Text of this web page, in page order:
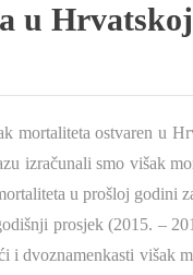
u
mortaliteta ostvaren u
izračunali smo višak
u prošloj godini
prosjek (2015. –
dvoznamenkasti višak